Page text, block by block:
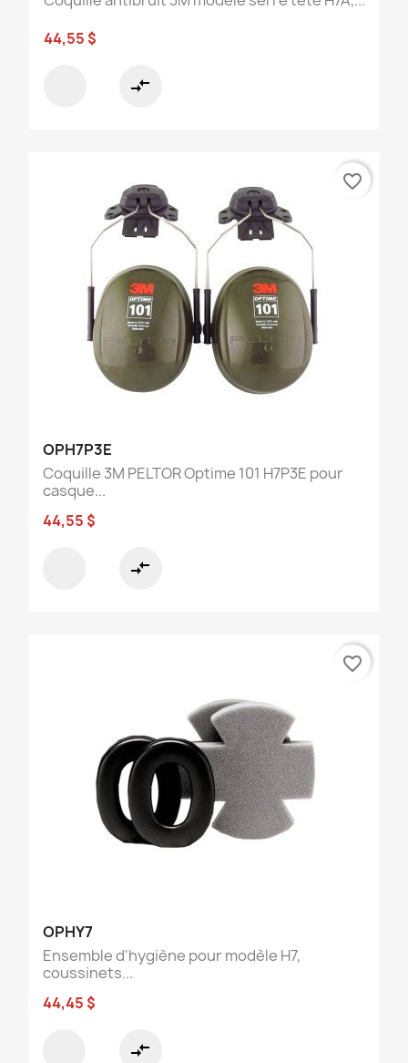
44,55 $
compare_arrows
OPH7P3E
Coquille 3M PELTOR Optime 101 H7P3E pour
casque...
44,55 $
compare_arrows
favorite_border
OPHY7
Ensemble d'hygiène pour modèle H7,
coussinets...
44,45 $
compare_arrows
favorite_border